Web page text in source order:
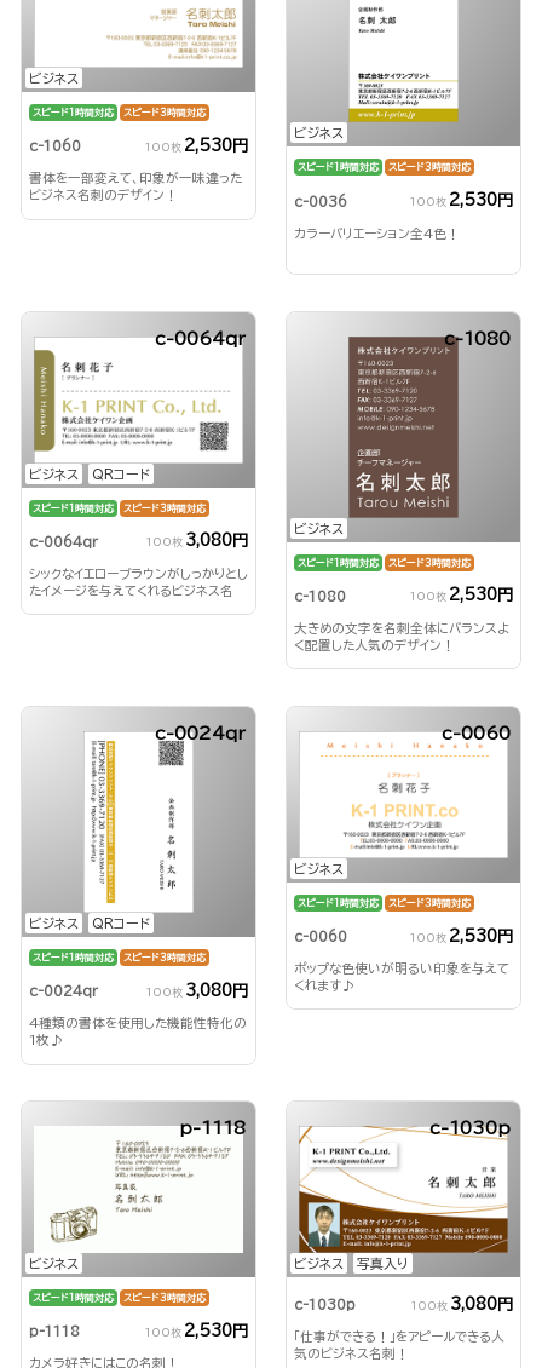
ビジネス
スピード1時間対応 スピード3時間対応
c-1060 100枚 2,530円
書体を一部変えて、印象が一味違った
ビジネス名刺のデザイン！
ビジネス
スピード1時間対応 スピード3時間対応
c-0036 100枚 2,530円
カラーバリエーション全4色！
ビジネス QRコード
c-0064qr
スピード1時間対応 スピード3時間対応
c-0064qr 100枚 3,080円
シックなイエローブラウンがしっかりとし
たイメージを与えてくれるビジネス名
ビジネス
c-1080
スピード1時間対応 スピード3時間対応
c-1080 100枚 2,530円
大きめの文字を名刺全体にバランスよ
く配置した人気のデザイン！
ビジネス QRコード
c-0024qr
スピード1時間対応 スピード3時間対応
c-0024qr 100枚 3,080円
4種類の書体を使用した機能性特化の
1枚♪
ビジネス
c-0060
スピード1時間対応 スピード3時間対応
c-0060 100枚 2,530円
ポップな色使いが明るい印象を与えて
くれます♪
ビジネス
p-1118
スピード1時間対応 スピード3時間対応
p-1118 100枚 2,530円
カメラ好きにはこの名刺！
ビジネス 写真入り
c-1030p
c-1030p 100枚 3,080円
「仕事ができる！」をアピールできる人
気のビジネス名刺！